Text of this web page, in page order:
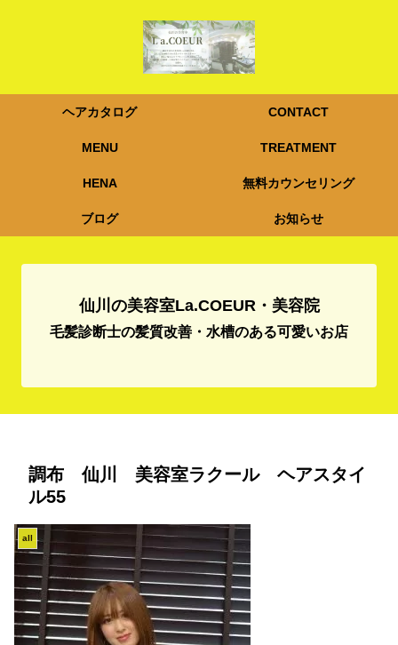
ヘアカタログ CONTACT
MENU TREATMENT
HENA 無料カウンセリング
ブログ お知らせ
仙川の美容室La.COEUR・美容院
毛髪診断士の髪質改善・水槽のある可愛いお店
調布 仙川 美容室ラクール ヘアスタイ
ル55
all